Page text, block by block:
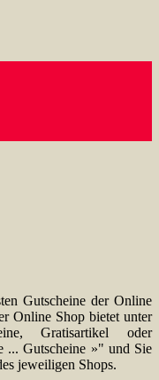
Gutscheine der Online
Online Shop bietet unter
Gratisartikel oder
... Gutscheine »" und Sie
jeweiligen Shops.